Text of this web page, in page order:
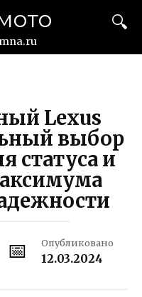
Lexus
выбор
статуса и
Опубликовано
12.03.2024